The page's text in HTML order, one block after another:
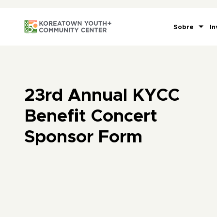
Sobre
23rd Annual KYCC
Benefit Concert
Sponsor Form